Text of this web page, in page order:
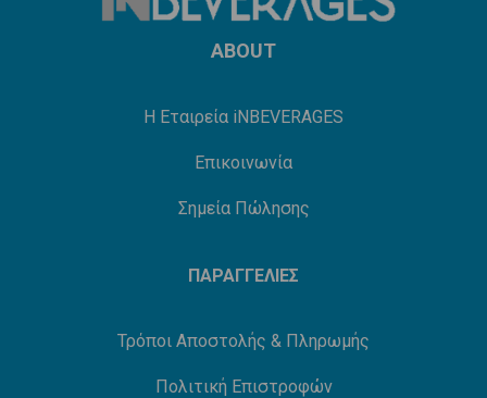
ABOUT
Η Εταιρεία iNBEVERAGES
Επικοινωνία
Σημεία Πώλησης
ΠΑΡΑΓΓΕΛΙΕΣ
Τρόποι Αποστολής & Πληρωμής
Πολιτική Επιστροφών